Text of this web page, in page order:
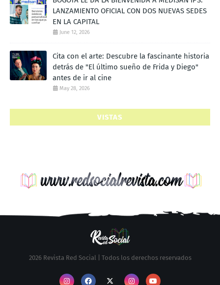
LANZAMIENTO OFICIAL CON DOS NUEVAS SEDES
EN LA CAPITAL
June 12, 2026
Cita con el arte: Descubre la fascinante historia
detrás de "El último sueño de Frida y Diego"
antes de ir al cine
May 28, 2026
VISTAS
2026 Revista Red Social | Todos los derechos reservados